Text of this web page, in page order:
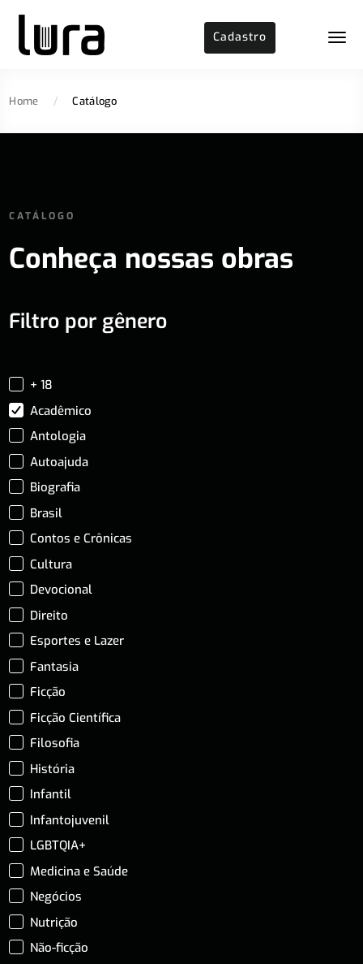
Cadastro
Home / Catálogo
CATÁLOGO
Conheça nossas obras
Filtro por gênero
+ 18
Acadêmico
Antologia
Autoajuda
Biografia
Brasil
Contos e Crônicas
Cultura
Devocional
Direito
Esportes e Lazer
Fantasia
Ficção
Ficção Científica
Filosofia
História
Infantil
Infantojuvenil
LGBTQIA+
Medicina e Saúde
Negócios
Nutrição
Não-ficção